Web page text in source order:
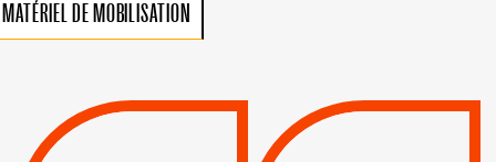
MATÉRIEL DE MOBILISATION
VIOLATIONS DES